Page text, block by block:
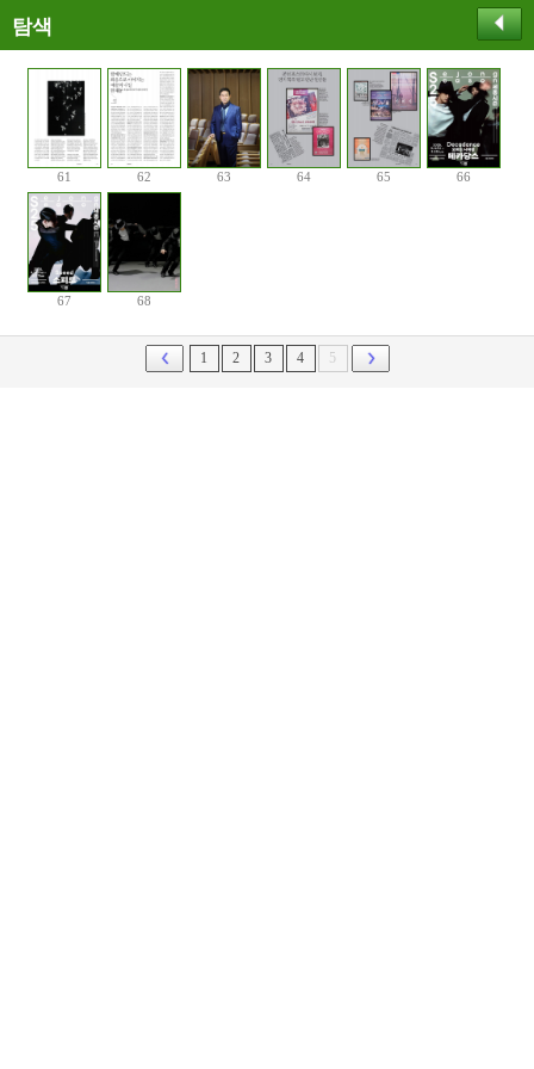
탐색
61 62 63 64 65 66
67 68
1 2 3 4 5